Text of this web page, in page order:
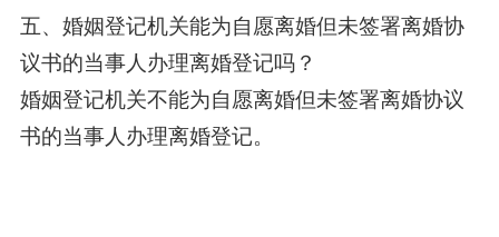
五、婚姻登记机关能为自愿离婚但未签署离婚协
议书的当事人办理离婚登记吗？
婚姻登记机关不能为自愿离婚但未签署离婚协议
书的当事人办理离婚登记。